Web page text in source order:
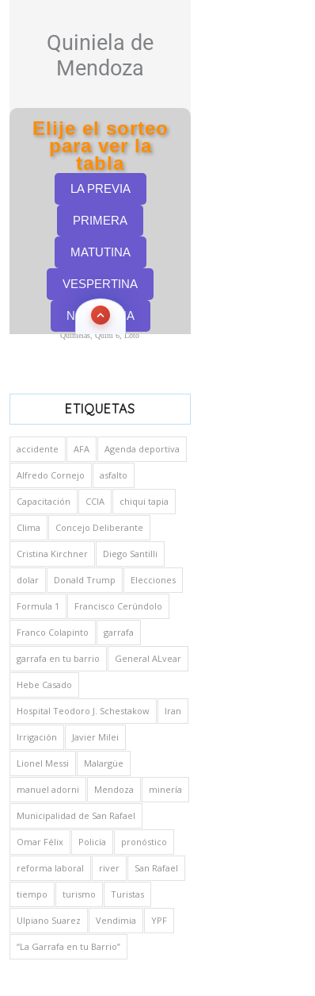
Quinielas, Quini 6, Loto
ETIQUETAS
accidente AFA Agenda deportiva
Alfredo Cornejo asfalto
Capacitación CCIA chiqui tapia
Clima Concejo Deliberante
Cristina Kirchner Diego Santilli
dolar Donald Trump Elecciones
Formula 1 Francisco Cerúndolo
Franco Colapinto garrafa
garrafa en tu barrio General ALvear
Hebe Casado
Hospital Teodoro J. Schestakow Iran
Irrigación Javier Milei
Lionel Messi Malargüe
manuel adorni Mendoza minería
Municipalidad de San Rafael
Omar Félix Policía pronóstico
reforma laboral river San Rafael
tiempo turismo Turistas
Ulpiano Suarez Vendimia YPF
“La Garrafa en tu Barrio”